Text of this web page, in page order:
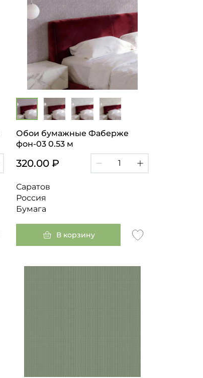
Обои бумажные Фаберже
фон-03 0.53 м
320.00 ₽
Саратов
Россия
Бумага
В корзину